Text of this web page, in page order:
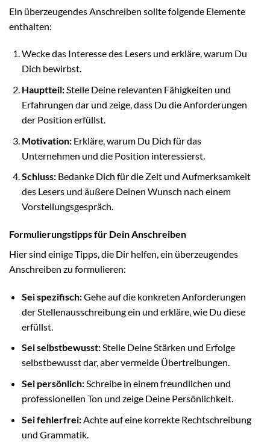
Ein überzeugendes Anschreiben sollte folgende Elemente
enthalten:
Wecke das Interesse des Lesers und erkläre, warum Du
Dich bewirbst.
Hauptteil:Stelle Deine relevanten Fähigkeiten und
Erfahrungen dar und zeige, dass Du die Anforderungen
der Position erfüllst.
Motivation:Erkläre, warum Du Dich für das
Unternehmen und die Position interessierst.
Schluss:Bedanke Dich für die Zeit und Aufmerksamkeit
des Lesers und äußere Deinen Wunsch nach einem
Vorstellungsgespräch.
Formulierungstipps für Dein Anschreiben
Hier sind einige Tipps, die Dir helfen, ein überzeugendes
Anschreiben zu formulieren:
Sei spezifisch:Gehe auf die konkreten Anforderungen
der Stellenausschreibung ein und erkläre, wie Du diese
erfüllst.
Sei selbstbewusst:Stelle Deine Stärken und Erfolge
selbstbewusst dar, aber vermeide Übertreibungen.
Sei persönlich:Schreibe in einem freundlichen und
professionellen Ton und zeige Deine Persönlichkeit.
Sei fehlerfrei:Achte auf eine korrekte Rechtschreibung
und Grammatik.